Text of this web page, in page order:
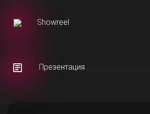
Showreel
Презентация